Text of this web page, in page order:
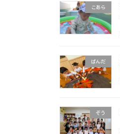
こあら
ぱんだ
ぞう